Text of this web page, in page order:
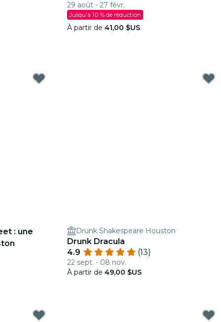
étincelant
29 août - 27 févr.
Jusqu'à 10 % de réduction
À partir de 41,00 $US
: une
Drunk Shakespeare Houston
Drunk Dracula
4.9
(13)
22 sept. - 08 nov.
À partir de 49,00 $US